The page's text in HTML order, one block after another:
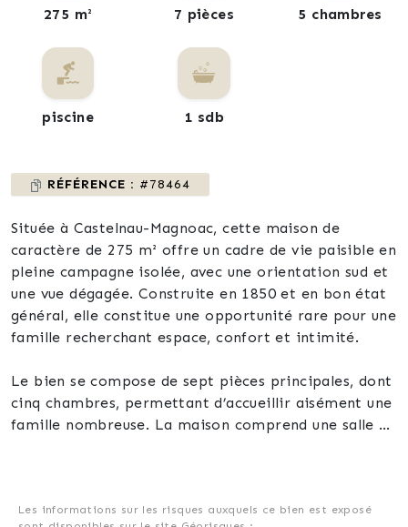
275 m² 7 pièces 5 chambres
piscine 1 sdb
RÉFÉRENCE : #78464
Située à Castelnau-Magnoac, cette maison de
caractère de 275 m² offre un cadre de vie paisible en
pleine campagne isolée, avec une orientation sud et
une vue dégagée. Construite en 1850 et en bon état
général, elle constitue une opportunité rare pour une
famille recherchant espace, confort et intimité.
Le bien se compose de sept pièces principales, dont
cinq chambres, permettant d’accueillir aisément une
famille nombreuse. La maison comprend une salle de
quotidien. Un séjour agrémenté d’une cheminée
Les informations sur les risques auxquels ce bien est exposé